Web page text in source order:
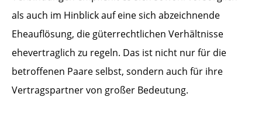
als auch im Hinblick auf eine sich abzeichnende
Eheauflösung, die güterrechtlichen Verhältnisse
ehevertraglich zu regeln. Das ist nicht nur für die
betroffenen Paare selbst, sondern auch für ihre
Vertragspartner von großer Bedeutung.